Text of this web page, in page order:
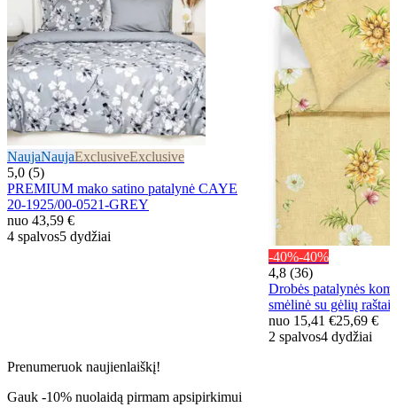
NaujaNaujaExclusiveExclusive
5,0 (5)
PREMIUM mako satino patalynė CAYE
20-1925/00-0521-GREY
nuo 43,59 €
4 spalvos5 dydžiai
-40%-40%
4,8 (36)
Drobės patalynės
smėlinė su gėlių raštais
nuo 15,41 €25,69 €
2 spalvos4 dydžiai
Prenumeruok naujienlaiškį!
Gauk -10% nuolaidą pirmam apsipirkimui